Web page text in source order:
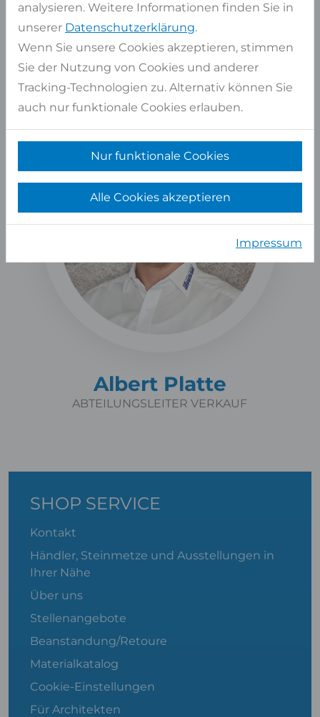
oder02947 9799-0
Kostenlose Beratung
Langjährige Erfahrung und zertifiziertes
Personal
Albert Platte
ABTEILUNGSLEITER VERKAUF
SHOP SERVICE
Kontakt
Händler, Steinmetze und Ausstellungen in
Ihrer Nähe
Über uns
Stellenangebote
Beanstandung/Retoure
Materialkatalog
Cookie-Einstellungen
Für Architekten
analysieren. Weitere Informationen finden Sie in
unserer Datenschutzerklärung.
Wenn Sie unsere Cookies akzeptieren, stimmen
Sie der Nutzung von Cookies und anderer
Tracking-Technologien zu. Alternativ können Sie
auch nur funktionale Cookies erlauben.
Nur funktionale Cookies
Alle Cookies akzeptieren
Impressum